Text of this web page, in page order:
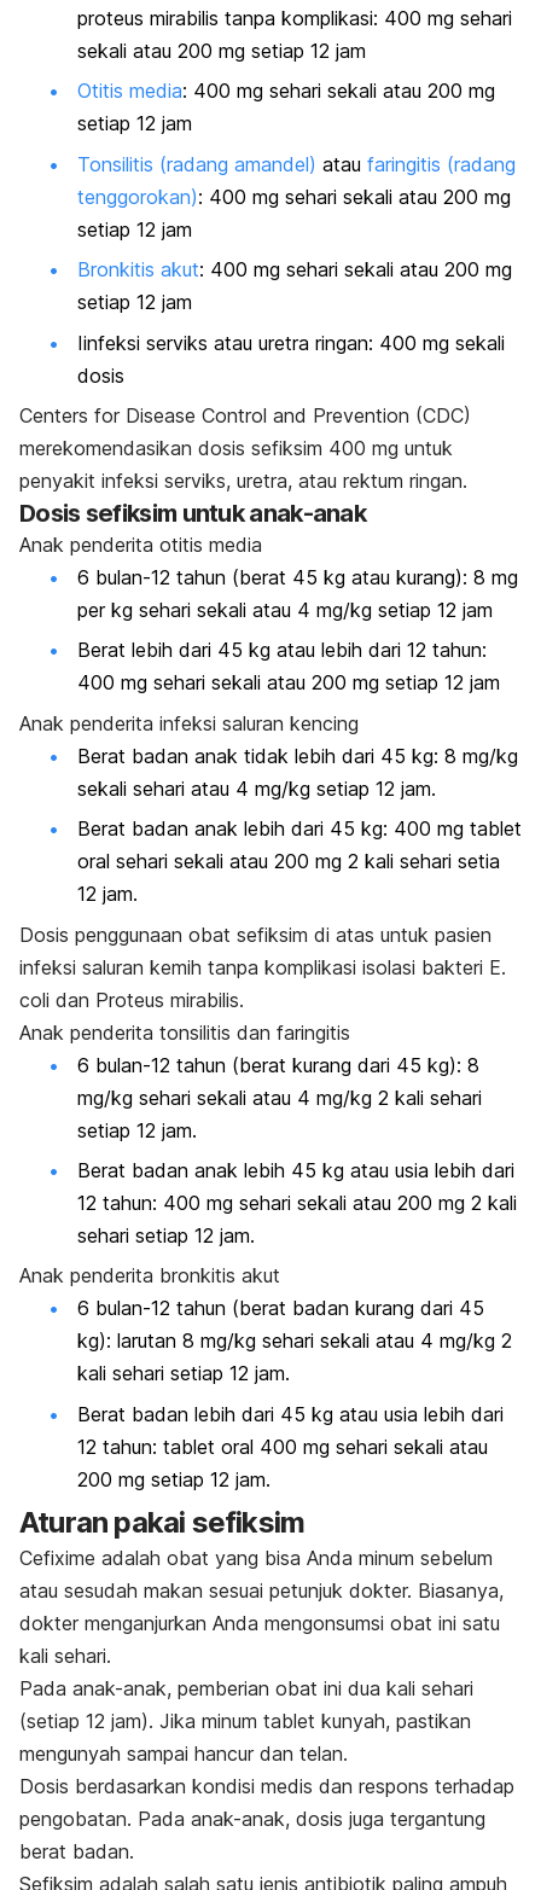
proteus mirabilis tanpa komplikasi: 400 mg sehari
sekali atau 200 mg setiap 12 jam
Otitis media: 400 mg sehari sekali atau 200 mg
setiap 12 jam
Tonsilitis (radang amandel) atau faringitis (radang
tenggorokan): 400 mg sehari sekali atau 200 mg
setiap 12 jam
Bronkitis akut: 400 mg sehari sekali atau 200 mg
setiap 12 jam
Iinfeksi serviks atau uretra ringan: 400 mg sekali
dosis
Centers for Disease Control and Prevention (CDC)
merekomendasikan dosis sefiksim 400 mg untuk
penyakit infeksi serviks, uretra, atau rektum ringan.
Dosis sefiksim untuk anak-anak
Anak penderita otitis media
6 bulan-12 tahun (berat 45 kg atau kurang): 8 mg
per kg sehari sekali atau 4 mg/kg setiap 12 jam
Berat lebih dari 45 kg atau lebih dari 12 tahun:
400 mg sehari sekali atau 200 mg setiap 12 jam
Anak penderita infeksi saluran kencing
Berat badan anak tidak lebih dari 45 kg: 8 mg/kg
sekali sehari atau 4 mg/kg setiap 12 jam.
Berat badan anak lebih dari 45 kg: 400 mg tablet
oral sehari sekali atau 200 mg 2 kali sehari setia
12 jam.
Dosis penggunaan obat sefiksim di atas untuk pasien
infeksi saluran kemih tanpa komplikasi isolasi bakteri E.
coli dan Proteus mirabilis.
Anak penderita tonsilitis dan faringitis
6 bulan-12 tahun (berat kurang dari 45 kg): 8
mg/kg sehari sekali atau 4 mg/kg 2 kali sehari
setiap 12 jam.
Berat badan anak lebih 45 kg atau usia lebih dari
12 tahun: 400 mg sehari sekali atau 200 mg 2 kali
sehari setiap 12 jam.
Anak penderita bronkitis akut
6 bulan-12 tahun (berat badan kurang dari 45
kg): larutan 8 mg/kg sehari sekali atau 4 mg/kg 2
kali sehari setiap 12 jam.
Berat badan lebih dari 45 kg atau usia lebih dari
12 tahun: tablet oral 400 mg sehari sekali atau
200 mg setiap 12 jam.
Aturan pakai sefiksim
Cefixime adalah obat yang bisa Anda minum sebelum
atau sesudah makan sesuai petunjuk dokter. Biasanya,
dokter menganjurkan Anda mengonsumsi obat ini satu
kali sehari.
Pada anak-anak, pemberian obat ini dua kali sehari
(setiap 12 jam). Jika minum tablet kunyah, pastikan
mengunyah sampai hancur dan telan.
Dosis berdasarkan kondisi medis dan respons terhadap
pengobatan. Pada anak-anak, dosis juga tergantung
berat badan.
Sefiksim adalah salah satu jenis antibiotik paling ampuh